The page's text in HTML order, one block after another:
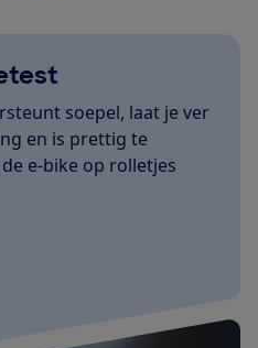
soepel, laat je ver
en is prettig te
e-bike op rolletjes